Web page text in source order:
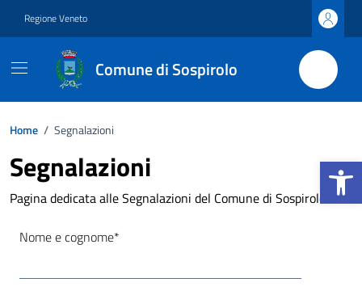
Apri la
Regione Veneto
Comune di Sospirolo
Home / Segnalazioni
Segnalazioni
Pagina dedicata alle Segnalazioni del Comune di Sospirolo
Nome e cognome*